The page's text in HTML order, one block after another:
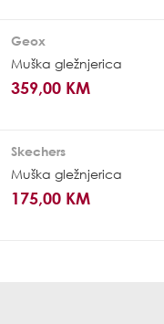
Geox
Muška gležnjerica
359,00 KM
Skechers
Muška gležnjerica
175,00 KM